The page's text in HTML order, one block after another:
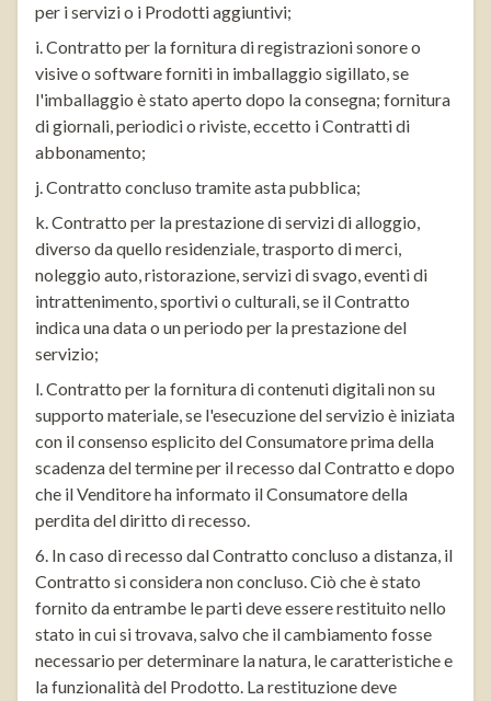
per i servizi o i Prodotti aggiuntivi;
i. Contratto per la fornitura di registrazioni sonore o
visive o software forniti in imballaggio sigillato, se
l'imballaggio è stato aperto dopo la consegna; fornitura
di giornali, periodici o riviste, eccetto i Contratti di
abbonamento;
j. Contratto concluso tramite asta pubblica;
k. Contratto per la prestazione di servizi di alloggio,
diverso da quello residenziale, trasporto di merci,
noleggio auto, ristorazione, servizi di svago, eventi di
intrattenimento, sportivi o culturali, se il Contratto
indica una data o un periodo per la prestazione del
servizio;
l. Contratto per la fornitura di contenuti digitali non su
supporto materiale, se l'esecuzione del servizio è iniziata
con il consenso esplicito del Consumatore prima della
scadenza del termine per il recesso dal Contratto e dopo
che il Venditore ha informato il Consumatore della
perdita del diritto di recesso.
6. In caso di recesso dal Contratto concluso a distanza, il
Contratto si considera non concluso. Ciò che è stato
fornito da entrambe le parti deve essere restituito nello
stato in cui si trovava, salvo che il cambiamento fosse
necessario per determinare la natura, le caratteristiche e
la funzionalità del Prodotto. La restituzione deve